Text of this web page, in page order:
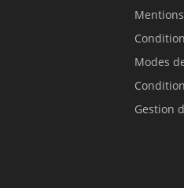
Modes
Gestion